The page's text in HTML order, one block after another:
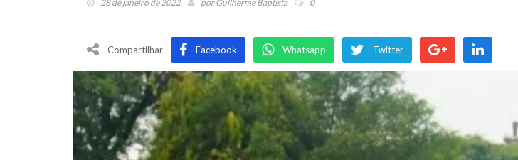
28 de janeiro de 2022 porGuilherme Baptista 0
Compartilhar Facebook Whatsapp Twitter